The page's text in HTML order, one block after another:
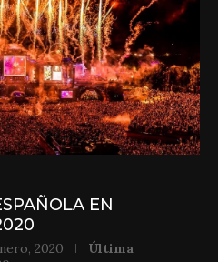
EN
2020
Última